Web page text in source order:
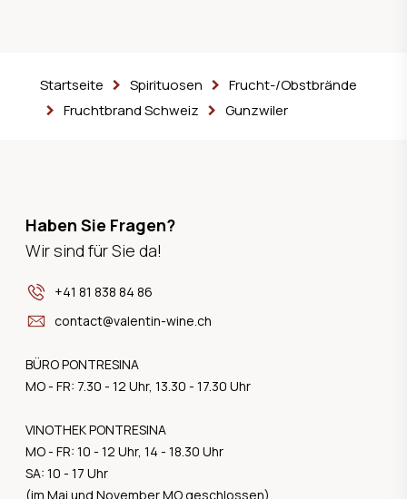
Startseite Spirituosen
Frucht-/Obstbrände
Fruchtbrand Schweiz
Gunzwiler
Haben Sie Fragen?
Wir sind für Sie da!
+41 81 838 84 86
contact@valentin-wine.ch
BÜRO PONTRESINA
MO - FR: 7.30 - 12 Uhr, 13.30 - 17.30 Uhr
VINOTHEK PONTRESINA
MO - FR: 10 - 12 Uhr, 14 - 18.30 Uhr
SA: 10 - 17 Uhr
(im Mai und November MO geschlossen)